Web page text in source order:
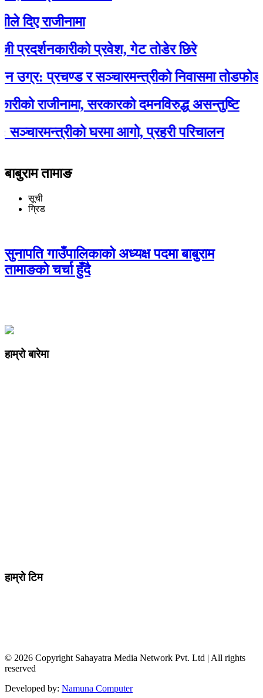
राजीनामा
प्रवेश, गेट तोडेर छिरे
प्रचण्ड र सञ्चारमन्त्रीको निवासमा तोडफोड र
राजीनामा, सरकारको दमनविरुद्ध असन्तुष्टि
घरमा आगो, प्रहरी परिचालन
बाबुराम तामाङ
सूची
ग्रिड
सुनापति गाउँपालिकाको अध्यक्ष पदमा बाबुराम
तामाङको चर्चा हुँदै
हाम्रो बारेमा
हाम्रो टिम
© 2026 Copyright Sahayatra Media Network Pvt. Ltd | All rights
reserved
Developed by: Namuna Computer